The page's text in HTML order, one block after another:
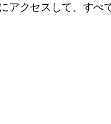
クセスして、す